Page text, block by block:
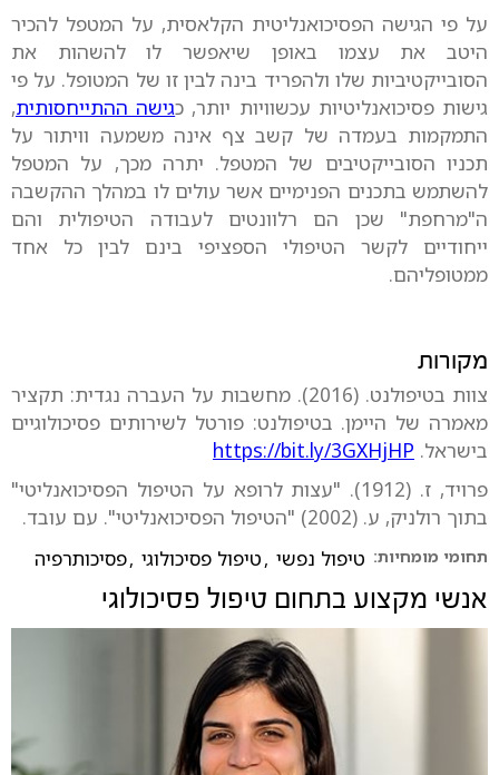
על פי הגישה הפסיכואנליטית הקלאסית, על המטפל להכיר
היטב את עצמו באופן שיאפשר לו להשהות את
הסובייקטיביות שלו ולהפריד בינה לבין זו של המטופל. על פי
גישות פסיכואנליטיות עכשוויות יותר, כגישה ההתייחסותית,
התמקמות בעמדה של קשב צף אינה משמעה וויתור על
תכניו הסובייקטיבים של המטפל. יתרה מכך, על המטפל
להשתמש בתכנים הפנימיים אשר עולים לו במהלך ההקשבה
ה"מרחפת" שכן הם רלוונטים לעבודה הטיפולית והם
ייחודיים לקשר הטיפולי הספציפי בינם לבין כל אחד
ממטופליהם.
מקורות
צוות בטיפולנט. (2016). מחשבות על העברה נגדית: תקציר
מאמרה של היימן. בטיפולנט: פורטל לשירותים פסיכולוגיים
בישראל. https://bit.ly/3GXHjHP
פרויד, ז. (1912). "עצות לרופא על הטיפול הפסיכואנליטי"
בתוך רולניק, ע. (2002) "הטיפול הפסיכואנליטי". עם עובד.
תחומי מומחיות: טיפול נפשי ,טיפול פסיכולוגי ,פסיכותרפיה
אנשי מקצוע בתחום טיפול פסיכולוגי